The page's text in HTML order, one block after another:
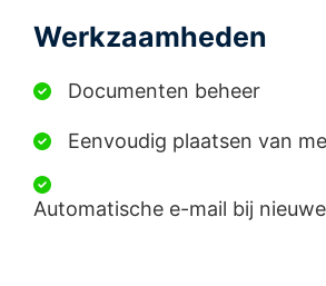
Werkzaamheden
Documenten beheer
Eenvoudig plaatsen van
Automatische e-mail bij